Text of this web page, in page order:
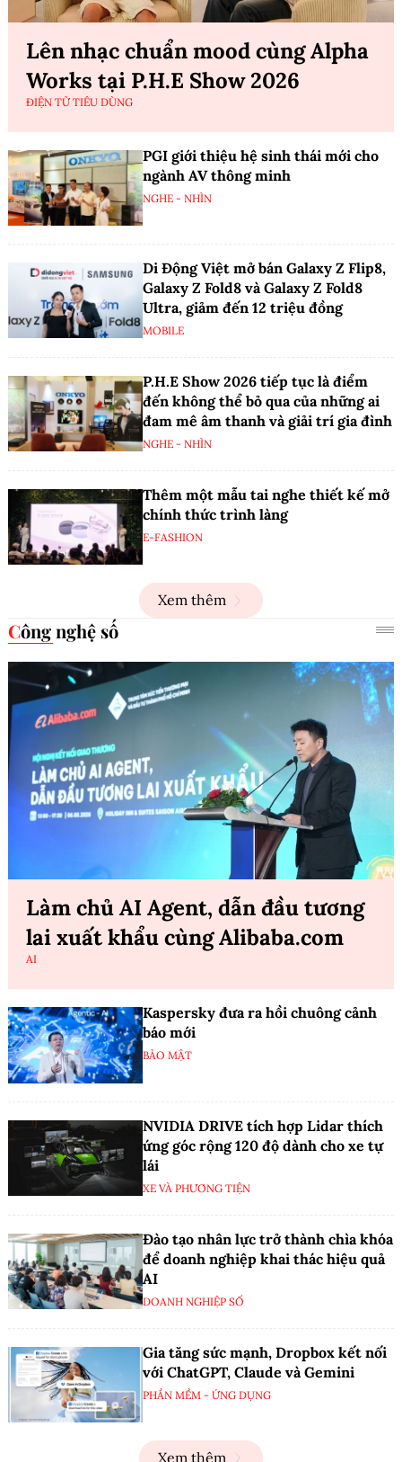
Lên nhạc chuẩn mood cùng Alpha
Works tại P.H.E Show 2026
ĐIỆN TỬ TIÊU DÙNG
PGI giới thiệu hệ sinh thái mới cho
ngành AV thông minh
NGHE - NHÌN
Di Động Việt mở bán Galaxy Z Flip8,
Galaxy Z Fold8 và Galaxy Z Fold8
Ultra, giảm đến 12 triệu đồng
MOBILE
P.H.E Show 2026 tiếp tục là điểm
đến không thể bỏ qua của những ai
đam mê âm thanh và giải trí gia đình
NGHE - NHÌN
Thêm một mẫu tai nghe thiết kế mở
chính thức trình làng
E-FASHION
Xem thêm
Công nghệ số
Làm chủ AI Agent, dẫn đầu tương
lai xuất khẩu cùng Alibaba.com
AI
Kaspersky đưa ra hồi chuông cảnh
báo mới
BẢO MẬT
NVIDIA DRIVE tích hợp Lidar thích
ứng góc rộng 120 độ dành cho xe tự
lái
XE VÀ PHƯƠNG TIỆN
Đào tạo nhân lực trở thành chìa khóa
để doanh nghiệp khai thác hiệu quả
AI
DOANH NGHIỆP SỐ
Gia tăng sức mạnh, Dropbox kết nối
với ChatGPT, Claude và Gemini
PHẦN MỀM - ỨNG DỤNG
Xem thêm